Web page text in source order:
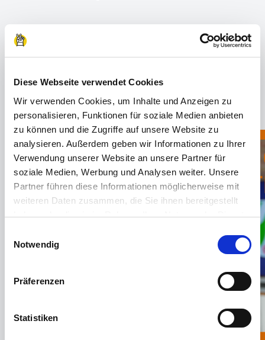
Diese Webseite verwendet Cookies
Wir verwenden Cookies, um Inhalte und Anzeigen zu
personalisieren, Funktionen für soziale Medien anbieten
zu können und die Zugriffe auf unsere Website zu
analysieren. Außerdem geben wir Informationen zu Ihrer
Verwendung unserer Website an unsere Partner für
soziale Medien, Werbung und Analysen weiter. Unsere
Partner führen diese Informationen möglicherweise mit
weiteren Daten zusammen, die Sie ihnen bereitgestellt
haben oder die sie im Rahmen Ihrer Nutzung der Dienste
Impressum
Notwendig
Präferenzen
Statistiken
Auch mitmachen
BitteCookies